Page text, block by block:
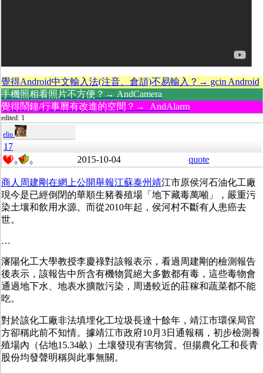
覺得Android中文輸入法(注音、倉頡)不易輸入？→ gcin Android
手機照相看照片不方便？→ AndCamera
覺得鬧鐘/行事曆有改進的空間？→ AndAlarm
edited: 1
eliu
17
0 0 2015-10-04 quote
商人周建剛在網上公開舉報江蘇泰州靖江市原侯河石油化工廠
現今是已經倒閉的華順生豬養殖場「地下藏毒萬噸」，嚴重污
染土壤和飲用水源。而從2010年起，侯河村不斷有人患癌去
世。
…
瀋陽化工大學教授李慶祿對該報表示，看過周建剛的檢測報告
後表示，該報告中所含有機物質絕大多數都有毒，這些毒物會
通過地下水、地表水擴散污染，周邊較近的莊稼和蔬菜都不能
吃。
對於該化工廠非法填埋化工垃圾長達十餘年，靖江市環保局官
方卻稱此前不知情。據靖江市政府10月3日通報稱，初步檢測養
殖場內（佔地15.34畝）土壤發現有害物質。但揚農化工和長青
股份均發聲明稱與此事無關。